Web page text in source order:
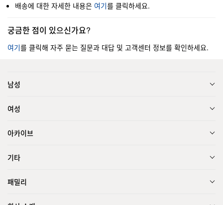
배송에 대한 자세한 내용은 여기를 클릭하세요.
궁금한 점이 있으신가요?
여기를 클릭해 자주 묻는 질문과 대답 및 고객센터 정보를 확인하세요.
남성
여성
아카이브
기타
패밀리